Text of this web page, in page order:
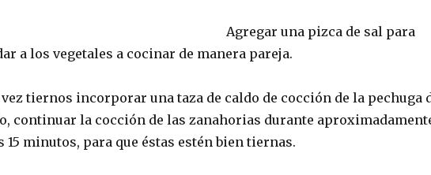
Agregar una pizca de sal para
a los vegetales a cocinar de manera pareja.
tiernos incorporar una taza de caldo de cocción de la pechuga
continuar la cocción de las zanahorias durante
15 minutos, para que éstas estén bien tiernas.